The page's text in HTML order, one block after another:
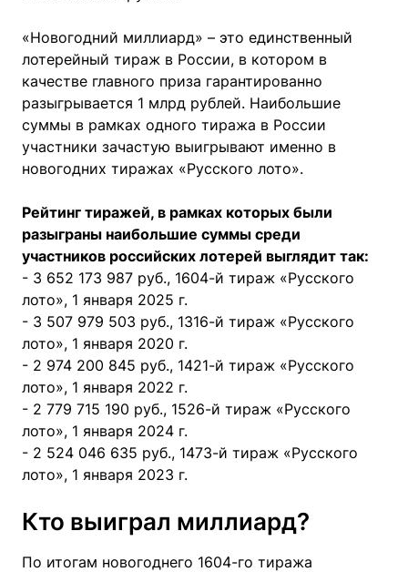
«Новогодний миллиард» – это единственный
лотерейный тираж в России, в котором в
качестве главного приза гарантированно
разыгрывается 1 млрд рублей. Наибольшие
суммы в рамках одного тиража в России
участники зачастую выигрывают именно в
новогодних тиражах «Русского лото».
Рейтинг тиражей, в рамках которых были
разыграны наибольшие суммы среди
участников российских лотерей выглядит так:
- 3 652 173 987 руб., 1604-й тираж «Русского
лото», 1 января 2025 г.
- 3 507 979 503 руб., 1316-й тираж «Русского
лото», 1 января 2020 г.
- 2 974 200 845 руб., 1421-й тираж «Русского
лото», 1 января 2022 г.
- 2 779 715 190 руб., 1526-й тираж «Русского
лото», 1 января 2024 г.
- 2 524 046 635 руб., 1473-й тираж «Русского
лото», 1 января 2023 г.
Кто выиграл миллиард?
По итогам новогоднего 1604-го тиража